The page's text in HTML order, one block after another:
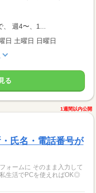
週4〜、1...
日 土曜日 日曜日
る
1週間以内公開
氏名・電話番号が
生活でPCを使えればOK◎